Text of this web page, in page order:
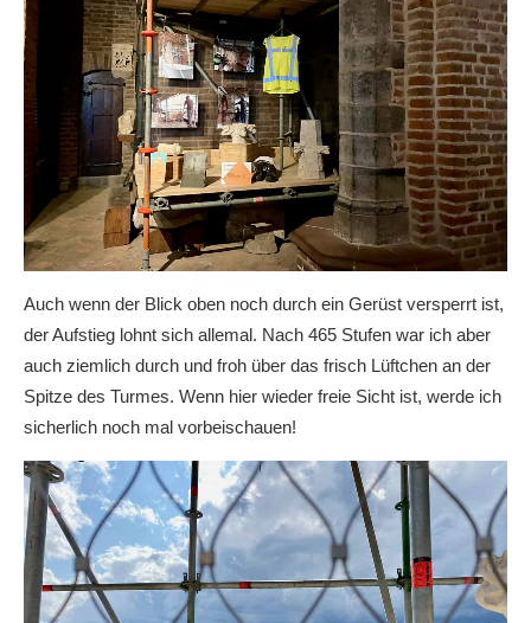
Auch wenn der Blick oben noch durch ein Gerüst versperrt ist,
der Aufstieg lohnt sich allemal. Nach 465 Stufen war ich aber
auch ziemlich durch und froh über das frisch Lüftchen an der
Spitze des Turmes. Wenn hier wieder freie Sicht ist, werde ich
sicherlich noch mal vorbeischauen!